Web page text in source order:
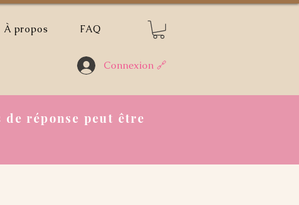
À propos FAQ
Connexion 🔗
de réponse peut être